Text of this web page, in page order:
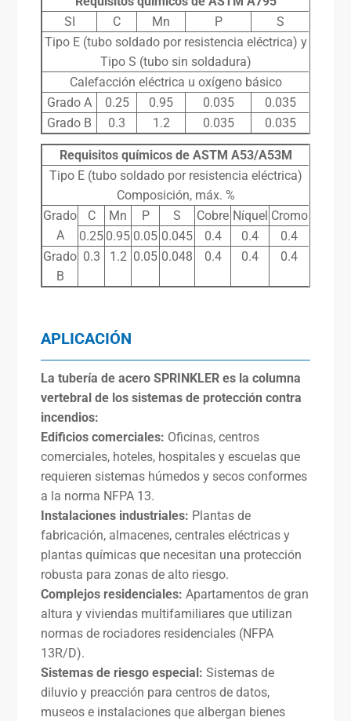
SI
C Mn P
S
Tipo E (tubo soldado por resistencia eléctrica) y
Tipo S (tubo sin soldadura)
Calefacción eléctrica u oxígeno básico
Grado A
0.25 0.95 0.035
0.035
Grado B
0.3 1.2 0.035 0.035
Requisitos químicos de ASTM A53/A53M
Tipo E (tubo soldado por resistencia eléctrica)
Composición, máx. %
Grado
A
C Mn P S Cobre Níquel Cromo
0.25 0.95 0.05 0.045 0.4 0.4
0.4
Grado
B
0.3 1.2 0.05 0.048 0.4 0.4 0.4
APLICACIÓN
La tubería de acero SPRINKLER es la columna
vertebral de los sistemas de protección contra
incendios:
Edificios comerciales: Oficinas, centros
comerciales, hoteles, hospitales y escuelas que
requieren sistemas húmedos y secos conformes
a la norma NFPA 13.
Instalaciones industriales: Plantas de
fabricación, almacenes, centrales eléctricas y
plantas químicas que necesitan una protección
robusta para zonas de alto riesgo.
Complejos residenciales:Apartamentos de gran
altura y viviendas multifamiliares que utilizan
normas de rociadores residenciales (NFPA
13R/D).
Sistemas de riesgo especial:Sistemas de
diluvio y preacción para centros de datos,
museos e instalaciones que albergan bienes